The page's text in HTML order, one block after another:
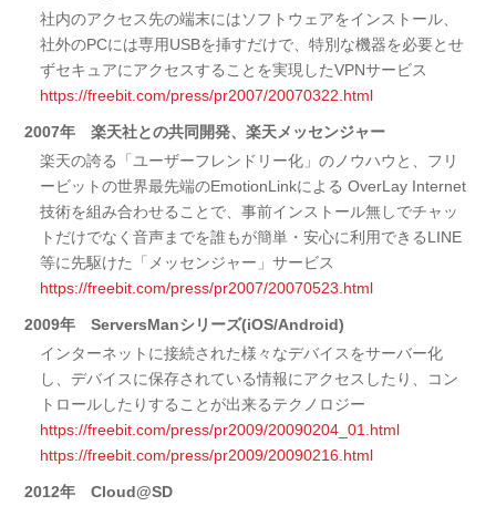
社内のアクセス先の端末にはソフトウェアをインストール、
社外のPCには専用USBを挿すだけで、特別な機器を必要とせ
ずセキュアにアクセスすることを実現したVPNサービス
https://freebit.com/press/pr2007/20070322.html
2007年 楽天社との共同開発、楽天メッセンジャー
楽天の誇る「ユーザーフレンドリー化」のノウハウと、フリ
ービットの世界最先端のEmotionLinkによる OverLay Internet
技術を組み合わせることで、事前インストール無しでチャッ
トだけでなく音声までを誰もが簡単・安心に利用できるLINE
等に先駆けた「メッセンジャー」サービス
https://freebit.com/press/pr2007/20070523.html
2009年 ServersManシリーズ(iOS/Android)
インターネットに接続された様々なデバイスをサーバー化
し、デバイスに保存されている情報にアクセスしたり、コン
トロールしたりすることが出来るテクノロジー
https://freebit.com/press/pr2009/20090204_01.html
https://freebit.com/press/pr2009/20090216.html
2012年 Cloud@SD